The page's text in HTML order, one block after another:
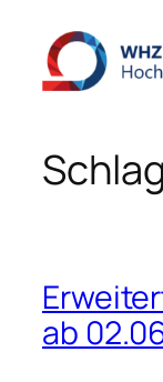
Inhalt
springen
ab